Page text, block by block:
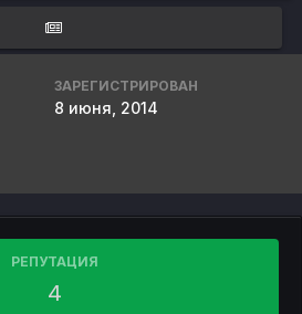
ЗАРЕГИСТРИРОВАН
8 июня, 2014
РЕПУТАЦИЯ
4